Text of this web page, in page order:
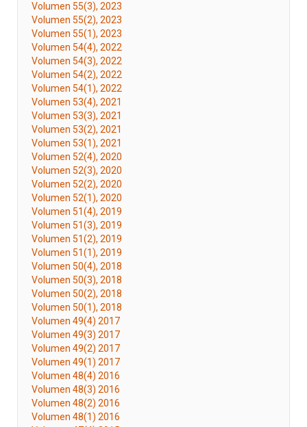
Volumen 55(3), 2023
Volumen 55(2), 2023
Volumen 55(1), 2023
Volumen 54(4), 2022
Volumen 54(3), 2022
Volumen 54(2), 2022
Volumen 54(1), 2022
Volumen 53(4), 2021
Volumen 53(3), 2021
Volumen 53(2), 2021
Volumen 53(1), 2021
Volumen 52(4), 2020
Volumen 52(3), 2020
Volumen 52(2), 2020
Volumen 52(1), 2020
Volumen 51(4), 2019
Volumen 51(3), 2019
Volumen 51(2), 2019
Volumen 51(1), 2019
Volumen 50(4), 2018
Volumen 50(3), 2018
Volumen 50(2), 2018
Volumen 50(1), 2018
Volumen 49(4) 2017
Volumen 49(3) 2017
Volumen 49(2) 2017
Volumen 49(1) 2017
Volumen 48(4) 2016
Volumen 48(3) 2016
Volumen 48(2) 2016
Volumen 48(1) 2016